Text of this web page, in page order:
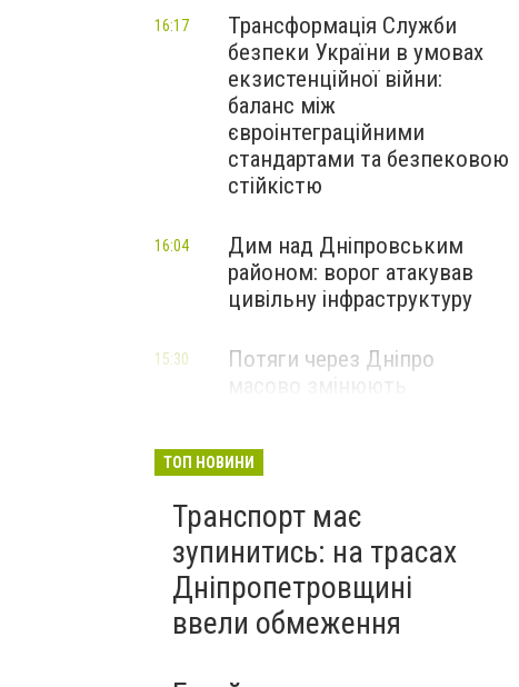
Трансформація Служби
безпеки України в умовах
екзистенційної війни:
баланс між
євроінтеграційними
стандартами та безпековою
стійкістю
16:17
Дим над Дніпровським
районом: ворог атакував
цивільну інфраструктуру
16:04
Потяги через Дніпро
15:30
ТОП НОВИНИ
Транспорт має
зупинитись: на трасах
Дніпропетровщині
ввели обмеження